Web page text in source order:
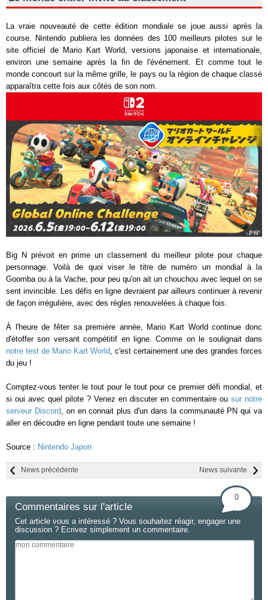
La vraie nouveauté de cette édition mondiale se joue aussi après la
course. Nintendo publiera les données des 100 meilleurs pilotes sur le
site officiel de Mario Kart World, versions japonaise et internationale,
environ une semaine après la fin de l'événement. Et comme tout le
monde concourt sur la même grille, le pays ou la région de chaque classé
apparaîtra cette fois aux côtés de son nom.
Big N prévoit en prime un classement du meilleur pilote pour chaque
personnage. Voilà de quoi viser le titre de numéro un mondial à la
Goomba ou à la Vache, pour peu qu'on ait un chouchou avec lequel on se
sent invincible. Les défis en ligne devraient par ailleurs continuer à revenir
de façon irrégulière, avec des règles renouvelées à chaque fois.
À l'heure de fêter sa première année, Mario Kart World continue donc
d'étoffer son versant compétitif en ligne. Comme on le soulignait dans
notre test de Mario Kart World , c'est certainement une des grandes forces
du jeu !
Comptez-vous tenter le tout pour le tout pour ce premier défi mondial, et
si oui avec quel pilote ? Venez en discuter en commentaire ou sur notre
serveur Discord, on en connait plus d'un dans la communauté PN qui va
aller en découdre en ligne pendant toute une semaine !
Source : Nintendo Japon
News suivante
News précédente
Commentaires sur l'article
0
Cet article vous a intéressé ? Vous souhaitez réagir, engager une
discussion ? Ecrivez simplement un commentaire.